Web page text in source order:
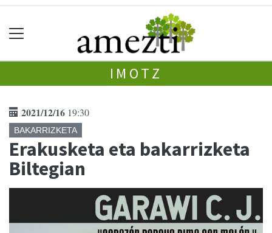
IMOTZ
2021/12/16 19:30
BAKARRIZKETA
Erakusketa eta bakarrizketa
Biltegian